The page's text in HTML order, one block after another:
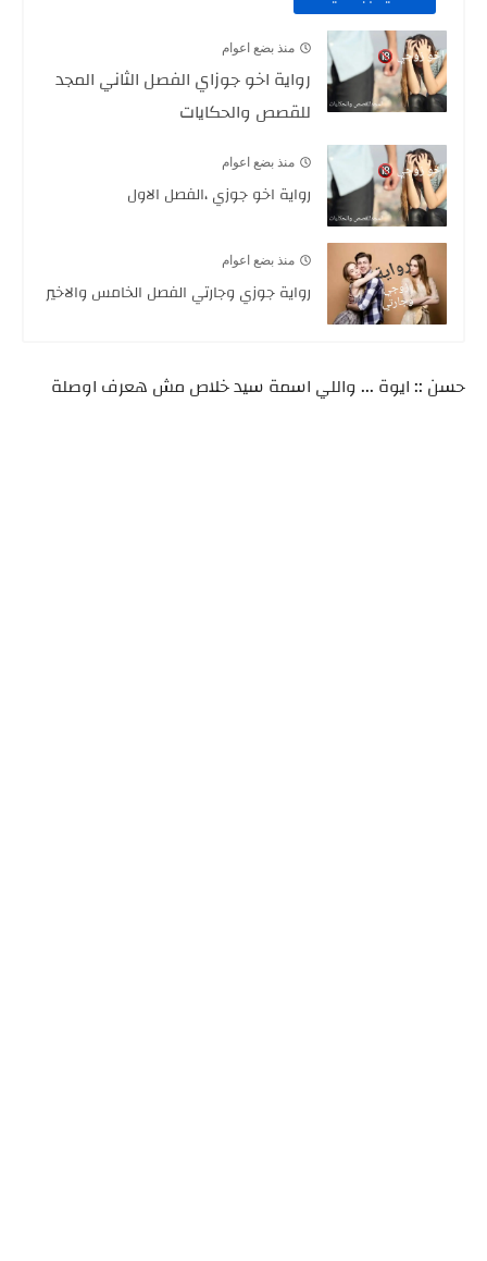
منذ بضع اعوام
رواية اخو جوزاي الفصل الثاني المجد
للقصص والحكايات
منذ بضع اعوام
رواية اخو جوزي ،الفصل الاول
منذ بضع اعوام
رواية جوزي وجارتي الفصل الخامس والاخير
حسن :: ايوة ... واللي اسمة سيد خلاص مش هعرف اوصلة